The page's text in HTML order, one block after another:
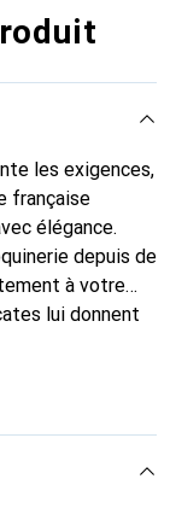
les exigences,
française
élégance.
depuis de
à votre
lui donnent
à
clientèle